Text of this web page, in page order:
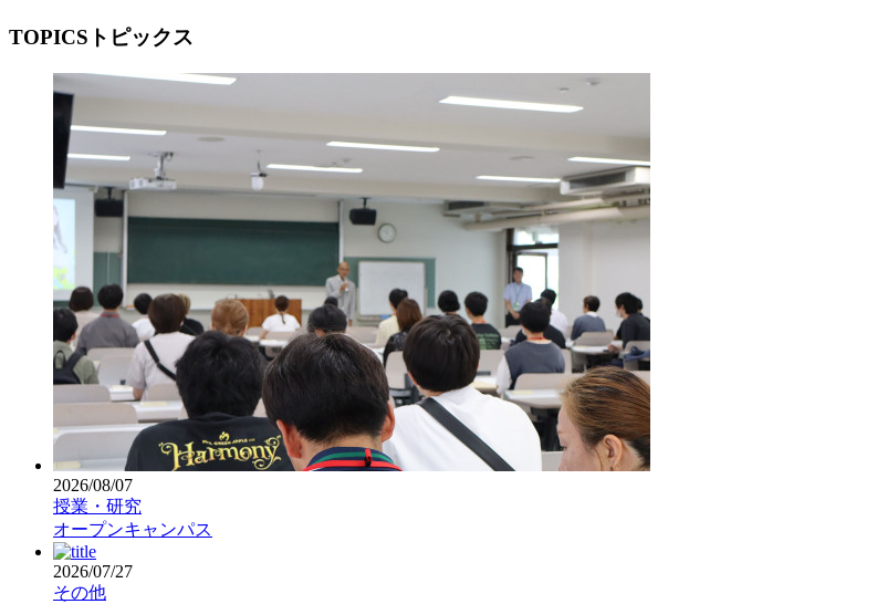
TOPICS トピックス
2026/08/07
授業・研究
オープンキャンパス
2026/07/27
その他